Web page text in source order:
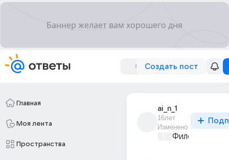
Создать пост
Главная
Моя лента
Пространства
ai_n_1
16лет
Изменено
Философский